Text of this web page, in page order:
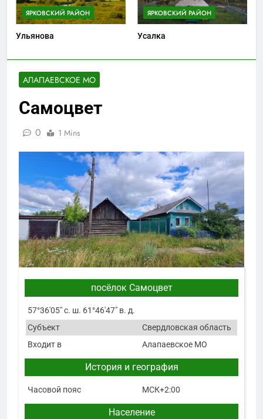
АЛАПАЕВСКОЕ МО
Самоцвет
0 1 Mins
посёлок Самоцвет
57°36′05″ с. ш. 61°46′47″ в. д.
Субъект
Свердловская область
Входит в
Алапаевское МО
История и география
Часовой пояс МСК+2:00
Население
ЯРКОВСКИЙ РАЙОН
Ульянова
ЯРКОВСКИЙ РАЙОН
Усалка